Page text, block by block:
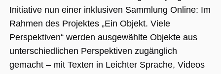
Initiative nun einer inklusiven Sammlung Online: Im
Rahmen des Projektes „Ein Objekt. Viele
Perspektiven“ werden ausgewählte Objekte aus
unterschiedlichen Perspektiven zugänglich
gemacht – mit Texten in Leichter Sprache, Videos
verwendet,
den
_ga_GTFHPVQCWF
.museumsguide.net
1 Jahr 1
Monat
Dieses Cookie
wird von
den